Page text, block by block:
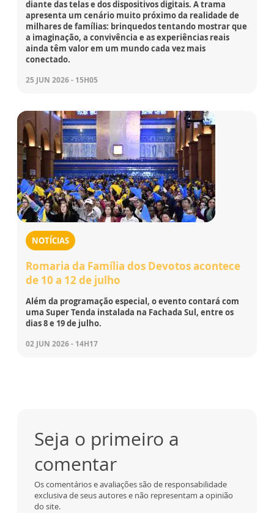
diante das telas e dos dispositivos digitais. A trama
apresenta um cenário muito próximo da realidade de
milhares de famílias: brinquedos tentando mostrar que
a imaginação, a convivência e as experiências reais
ainda têm valor em um mundo cada vez mais
conectado.
25 JUN 2026 - 15H05
NOTÍCIAS
Romaria da Família dos Devotos acontece
de 10 a 12 de julho
Além da programação especial, o evento contará com
uma Super Tenda instalada na Fachada Sul, entre os
dias 8 e 19 de julho.
02 JUN 2026 - 14H17
Seja o primeiro a
comentar
Os comentários e avaliações são de responsabilidade
exclusiva de seus autores e não representam a opinião
do site.